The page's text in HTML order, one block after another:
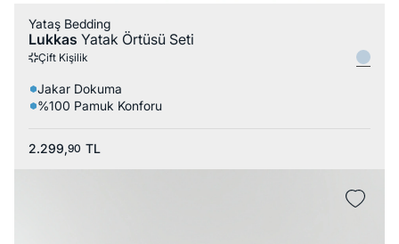
Yataş Bedding
Lukkas Yatak Örtüsü Seti
Çift Kişilik
Jakar Dokuma
%100 Pamuk Konforu
2.299,90 TL